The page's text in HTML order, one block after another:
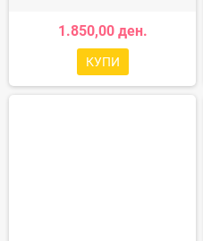
1.850,00 ден.
КУПИ